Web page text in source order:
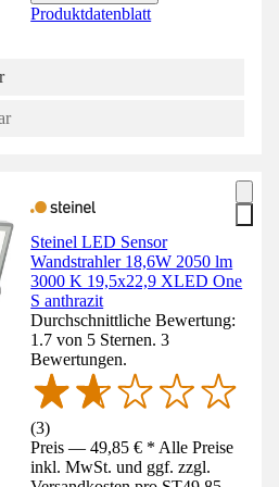
Produktdatenblatt
Steinel LED Sensor
Wandstrahler 18,6W 2050 lm
3000 K 19,5x22,9 XLED One
S anthrazit
Durchschnittliche Bewertung:
1.7 von 5 Sternen. 3
Bewertungen.
(3)
Preis — 49,85 € * Alle Preise
inkl. MwSt. und ggf. zzgl.